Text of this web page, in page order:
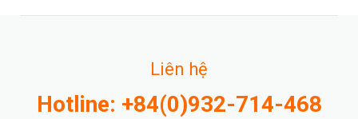
Liên hệ
Hotline: +84(0)932-714-468